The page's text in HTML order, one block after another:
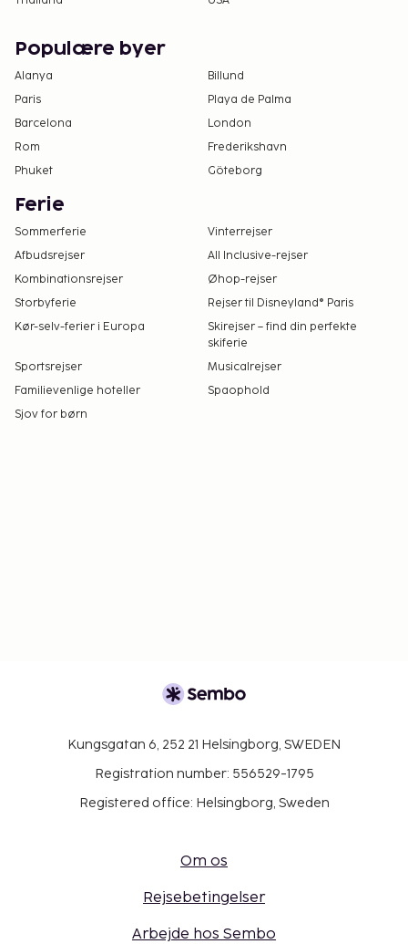
Populære byer
Alanya
Billund
Paris
Playa de Palma
Barcelona
London
Rom
Frederikshavn
Phuket
Göteborg
Ferie
Sommerferie
Vinterrejser
Afbudsrejser
All Inclusive-rejser
Kombinationsrejser
Øhop-rejser
Storbyferie
Rejser til Disneyland® Paris
Kør-selv-ferier i Europa
Skirejser – find din perfekte
skiferie
Sportsrejser
Musicalrejser
Familievenlige hoteller
Spaophold
Sjov for børn
Kungsgatan 6, 252 21 Helsingborg, SWEDEN
Registration number: 556529-1795
Registered office: Helsingborg, Sweden
Om os
Rejsebetingelser
Arbejde hos Sembo